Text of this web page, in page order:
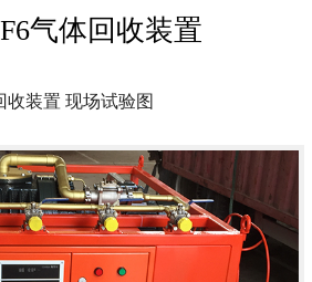
气体回收装置
收装置 现场试验图